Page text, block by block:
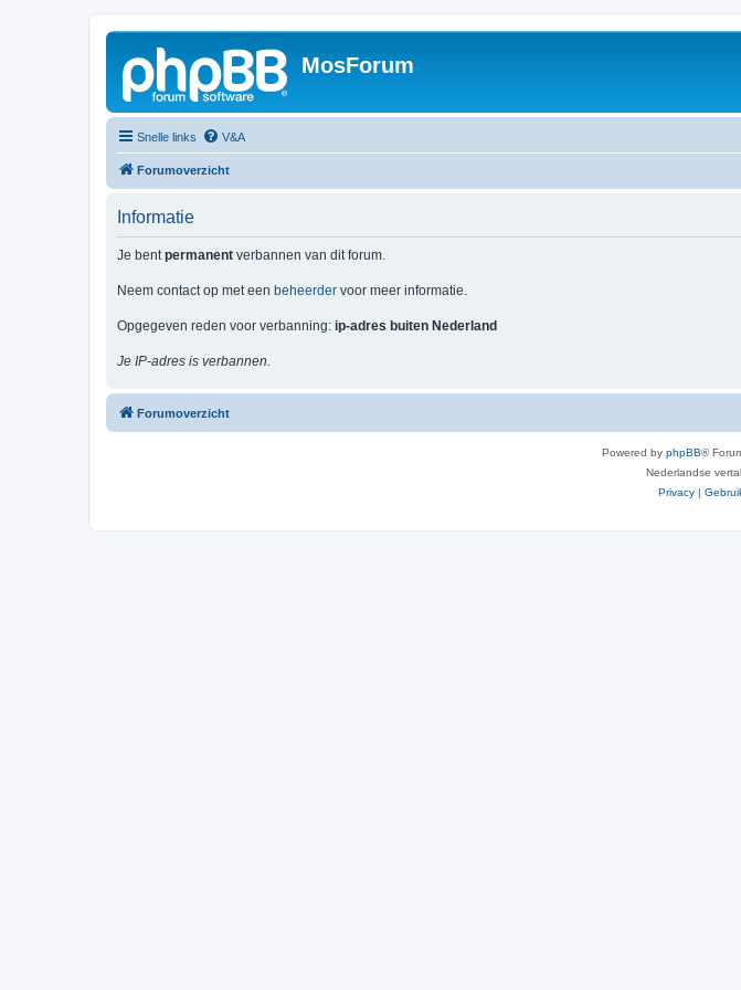
MosForum
Snelle links V&A
Forumoverzicht
Informatie
Je bentpermanent verbannen van dit forum.
Neem contact op met een beheerder voor meer informatie.
Opgegeven reden voor verbanning: ip-adres buiten Nederland
Je IP-adres is verbannen.
Forumoverzicht
Powered by phpBB®
Nederlandse
Privacy |